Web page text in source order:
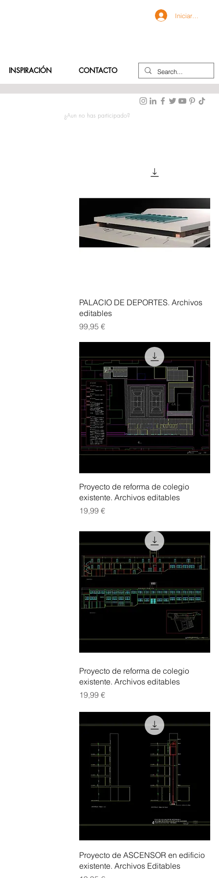
INSPIRACIÓN CONTACTO
Iniciar sesión
¿Aun no has participado?
Vista rápida
PALACIO DE DEPORTES. Archivos
editables
Precio
99,95 €
Vista rápida
Proyecto de reforma de colegio
existente. Archivos editables
Precio
19,99 €
Vista rápida
Proyecto de reforma de colegio
existente. Archivos editables
Precio
19,99 €
Vista rápida
Proyecto de ASCENSOR en edificio
existente. Archivos Editables